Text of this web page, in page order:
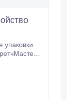
ленты
как
причине